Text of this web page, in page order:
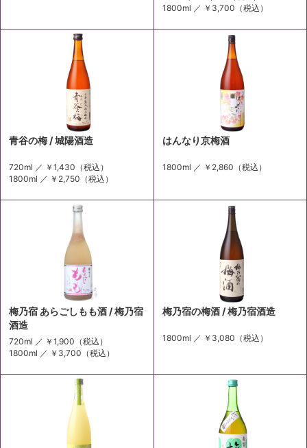
1800ml ／ ￥3,700 （税込）
青谷の梅 / 城陽酒造
720ml ／ ￥1,430 （税込）
1800ml ／ ￥2,750 （税込）
はんなり京梅酒
1800ml ／ ￥2,860 （税込）
梅乃宿 あらごしもも酒 / 梅乃宿
酒造
720ml ／ ￥1,900 （税込）
1800ml ／ ￥3,700 （税込）
梅乃宿の梅酒 / 梅乃宿酒造
1800ml ／ ￥3,080 （税込）